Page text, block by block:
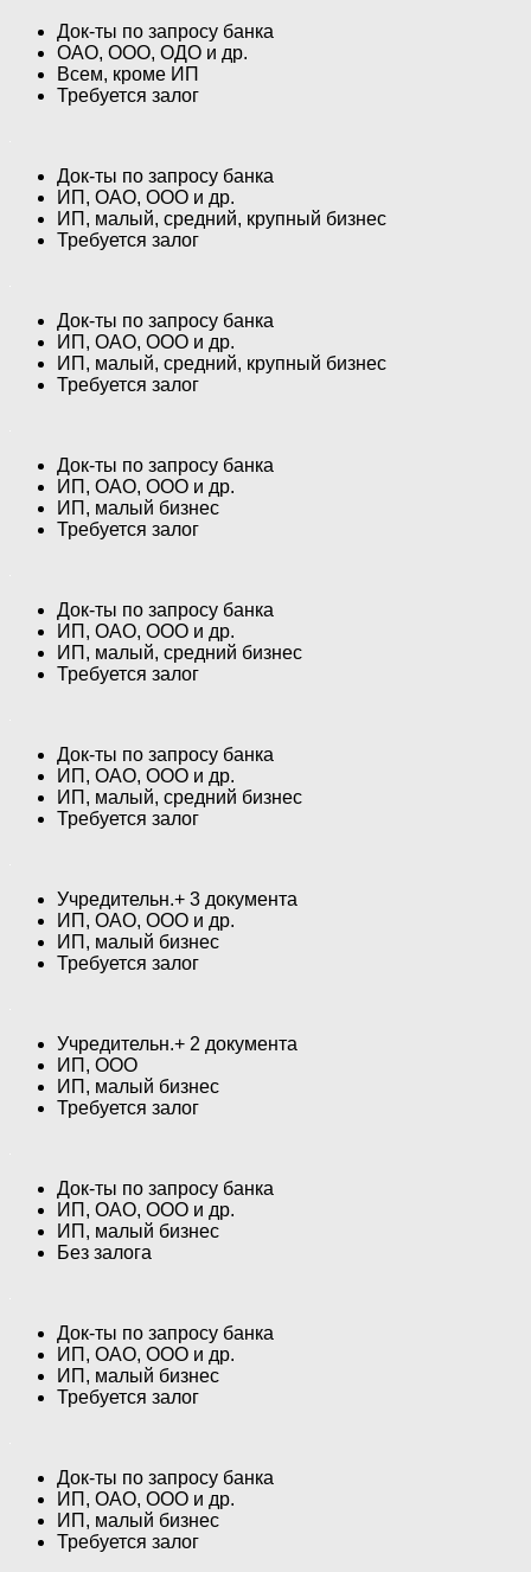
Док-ты по запросу банка
ОАО, ООО, ОДО и др.
Всем, кроме ИП
Требуется залог
Док-ты по запросу банка
ИП, ОАО, ООО и др.
ИП, малый, средний, крупный бизнес
Требуется залог
Док-ты по запросу банка
ИП, ОАО, ООО и др.
ИП, малый, средний, крупный бизнес
Требуется залог
Док-ты по запросу банка
ИП, ОАО, ООО и др.
ИП, малый бизнес
Требуется залог
Док-ты по запросу банка
ИП, ОАО, ООО и др.
ИП, малый, средний бизнес
Требуется залог
Док-ты по запросу банка
ИП, ОАО, ООО и др.
ИП, малый, средний бизнес
Требуется залог
Учредительн.+ 3 документа
ИП, ОАО, ООО и др.
ИП, малый бизнес
Требуется залог
Учредительн.+ 2 документа
ИП, ООО
ИП, малый бизнес
Требуется залог
Док-ты по запросу банка
ИП, ОАО, ООО и др.
ИП, малый бизнес
Без залога
Док-ты по запросу банка
ИП, ОАО, ООО и др.
ИП, малый бизнес
Требуется залог
Док-ты по запросу банка
ИП, ОАО, ООО и др.
ИП, малый бизнес
Требуется залог